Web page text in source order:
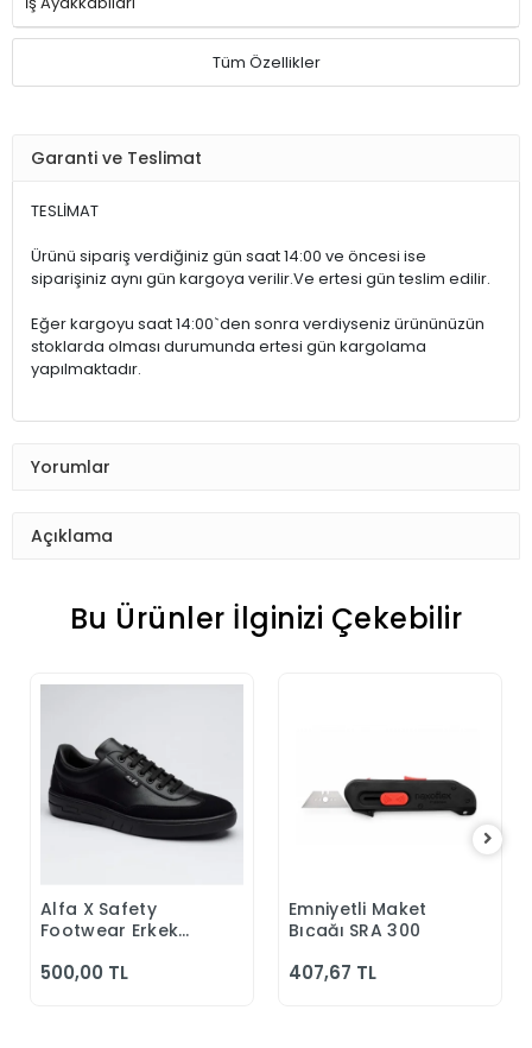
Tüm Özellikler
Garanti ve Teslimat
TESLİMAT
Ürünü sipariş verdiğiniz gün saat 14:00 ve öncesi ise
siparişiniz aynı gün kargoya verilir.Ve ertesi gün teslim edilir.
Eğer kargoyu saat 14:00`den sonra verdiyseniz ürününüzün
stoklarda olması durumunda ertesi gün kargolama
yapılmaktadır.
Yorumlar
Açıklama
Bu Ürünler İlginizi Çekebilir
Sepete Ekle
Alfa X Safety
Footwear Erkek
Klasik Ayakkabı
500,00 TL
Sepete Ekle
Emniyetli Maket
Bıçağı SRA 300
407,67 TL